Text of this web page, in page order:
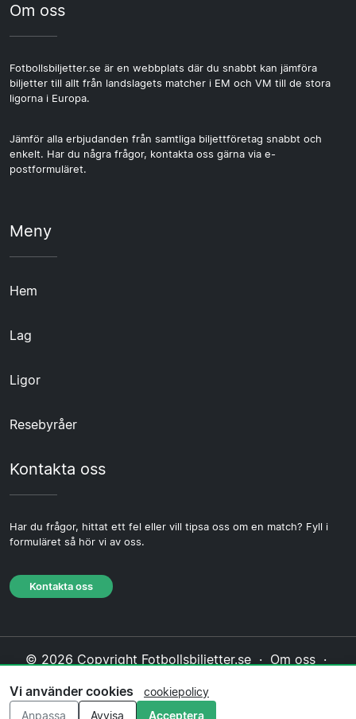
Om oss
Fotbollsbiljetter.se är en webbplats där du snabbt kan jämföra
biljetter till allt från landslagets matcher i EM och VM till de stora
ligorna i Europa.
Jämför alla erbjudanden från samtliga biljettföretag snabbt och
enkelt. Har du några frågor, kontakta oss gärna via e-
postformuläret.
Meny
Hem
Lag
Ligor
Resebyråer
Kontakta oss
Har du frågor, hittat ett fel eller vill tipsa oss om en match? Fyll i
formuläret så hör vi av oss.
Kontakta oss
© 2026 Copyright Fotbollsbiljetter.se · Om oss ·
Redaktionell policy
Vi använder cookies
cookiepolicy
Anpassa
Avvisa Acceptera